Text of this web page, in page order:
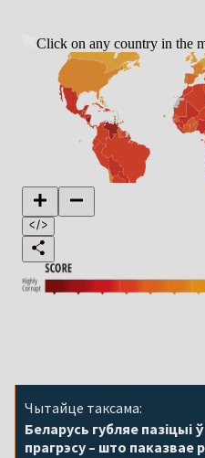
Чытайце таксама:
Беларусь губляе пазіцыі
прагрэсу – што паказвае